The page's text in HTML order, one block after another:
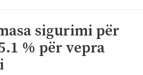
sigurimi për
% për vepra